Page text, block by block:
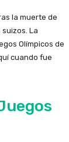
la muerte de
La
Olímpicos de
cuando fue